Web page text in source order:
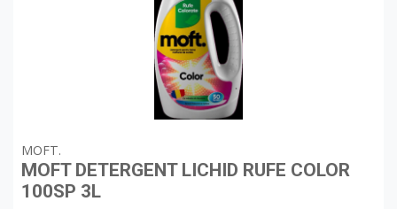
MOFT.
MOFT DETERGENT LICHID RUFE COLOR
100SP 3L